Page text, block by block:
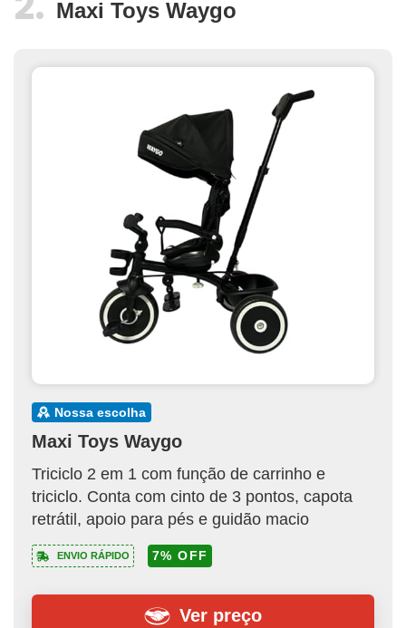
Maxi Toys Waygo
nossa escolha
Maxi Toys Waygo
Triciclo 2 em 1 com função de carrinho e
triciclo. Conta com cinto de 3 pontos, capota
retrátil, apoio para pés e guidão macio
ENVIO RÁPIDO 7% OFF
Ver preço